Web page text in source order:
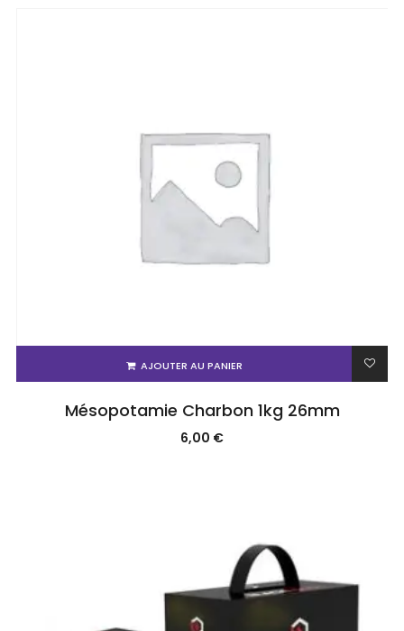
AJOUTER AU PANIER
Mésopotamie Charbon 1kg 26mm
6,00 €